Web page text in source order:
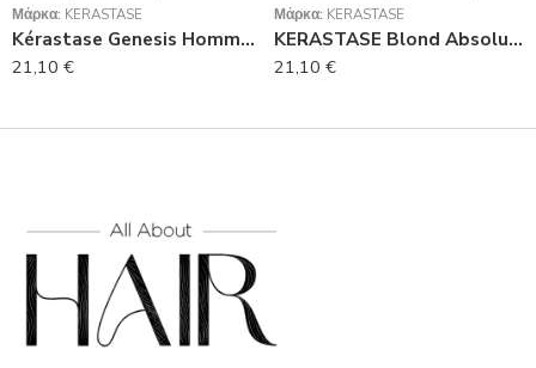
Μάρκα: KERASTASE
Kérastase Genesis Homme Bain De Masse Épaississant 250ml
21,10 €
Μάρκα: KERASTASE
KERASTASE Blond Absolu Bain Ultra-Violet Σαμπουάν Με Μωβ Χρωστική Για Βαμμένα Ξανθά Μαλλιά 250m
21,10 €